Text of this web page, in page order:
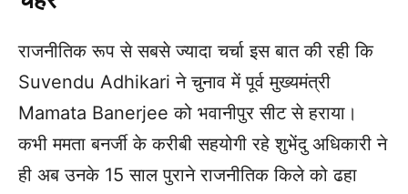
राजनीतिक रूप से सबसे ज्यादा चर्चा इस बात की रही कि
Suvendu Adhikari ने चुनाव में पूर्व मुख्यमंत्री
Mamata Banerjee को भवानीपुर सीट से हराया।
कभी ममता बनर्जी के करीबी सहयोगी रहे शुभेंदु अधिकारी ने
ही अब उनके 15 साल पुराने राजनीतिक किले को ढहा